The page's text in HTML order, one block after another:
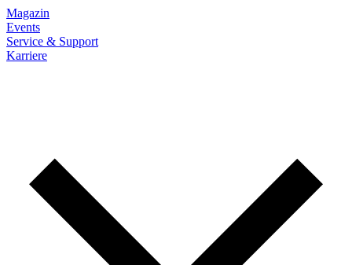
Magazin
Events
Service & Support
Karriere